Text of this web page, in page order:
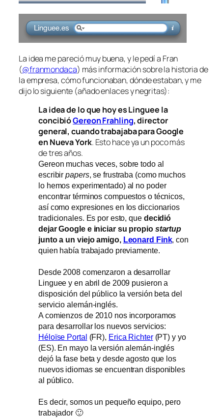
La idea me pareció muy buena, y le pedí a Fran
(@franmondaca) más información sobre la historia de
la empresa, cómo funcionaban, dónde estaban, y me
dijo lo siguiente (añado enlaces y negritas):
La idea de lo que hoy es Linguee la
concibióGereon Frahling, director
general, cuando trabajaba para Google
en Nueva York. Esto hace ya un poco más
de tres años.
Gereon muchas veces, sobre todo al
escribirpapers, se frustraba (como muchos
lo hemos experimentado) al no poder
encontrar términos compuestos o técnicos,
así como expresiones en los diccionarios
tradicionales. Es por esto, que decidió
dejar Google e iniciar su propio startup
junto a un viejo amigo, Leonard Fink, con
quien había trabajado previamente.
Desde 2008 comenzaron a desarrollar
Linguee y en abril de 2009 pusieron a
disposición del público la versión beta del
servicio alemán-inglés.
A comienzos de 2010 nos incorporamos
para desarrollar los nuevos servicios:
Héloïse Portal (FR), Erica Richter(PT) y yo
(ES). En mayo la versión alemán-inglés
dejó la fase beta y desde agosto que los
nuevos idiomas se encuentran disponibles
al público.
Es decir, somos un pequeño equipo, pero
trabajador 🙂